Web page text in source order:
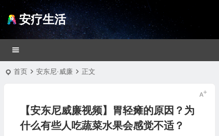
安疗生活
首页 安东尼·威廉 正文
【安东尼威廉视频】胃轻瘫的原因？为
什么有些人吃蔬菜水果会感觉不适？